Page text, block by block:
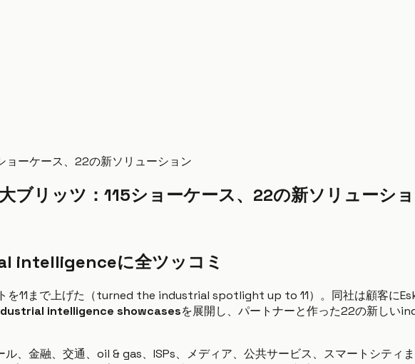
ーケース、22の新ソリューション
リッツ：115ショーケース、22の新ソリューシ
intelligenceに全ツッコミ
を11まで上げた（turned the industrial spotlight up to 11）。同社は顧客に
intelligence showcasesを展開し、パートナーと作った22の新しい
、金融、交通、oil & gas、ISPs、メディア、公共サービス、スマートシティ